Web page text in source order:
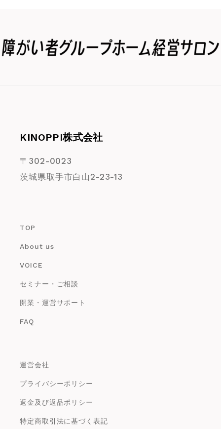
KINOPPI株式会社
〒302-0023
茨城県取手市白山2-23-13
TOP
About us
VOICE
セミナー・ご相談
開業・運営サポート
FAQ
運営会社
プライバシーポリシー
返金及び返品ポリシー
特定商取引法に基づく表記